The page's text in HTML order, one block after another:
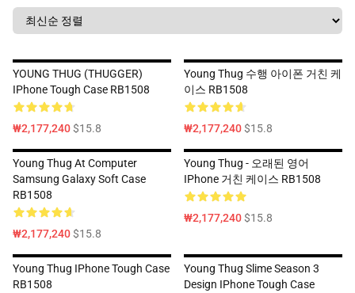
YOUNG THUG (THUGGER)
IPhone Tough Case RB1508
₩2,177,240$15.8
Young Thug 수행 아이폰 거친 케
이스 RB1508
₩2,177,240$15.8
Young Thug At Computer
Samsung Galaxy Soft Case
RB1508
₩2,177,240$15.8
Young Thug - 오래된 영어
IPhone 거친 케이스 RB1508
₩2,177,240$15.8
Young Thug IPhone Tough Case
RB1508
Young Thug Slime Season 3
Design IPhone Tough Case